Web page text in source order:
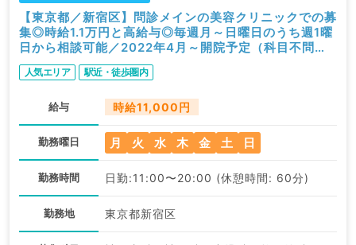
【東京都／新宿区】問診メインの美容クリニックでの募
集◎時給1.1万円と高給与◎毎週月～日曜日のうち週1曜
日から相談可能／2022年4月～開院予定（科目不問／
非常勤）
人気エリア 駅近・徒歩圏内
給与 時給11,000円
勤務曜日 月 火 水 木 金 土 日
勤務時間 日勤:11:00〜20:00 (休憩時間: 60分)
勤務地 東京都新宿区